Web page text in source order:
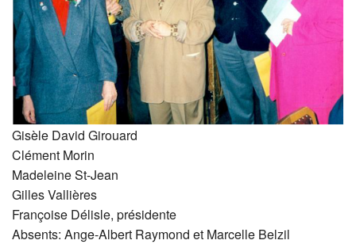
Gisèle David Girouard
Clément Morin
Madeleine St-Jean
Gilles Vallières
Françoise Délisle, présidente
Absents: Ange-Albert Raymond et Marcelle Belzil